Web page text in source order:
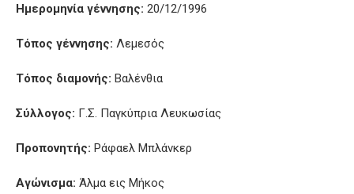
Ημερομηνία γέννησης: 20/12/1996
Τόπος γέννησης: Λεμεσός
Τόπος διαμονής: Βαλένθια
Σύλλογος: Γ.Σ. Παγκύπρια Λευκωσίας
Προπονητής: Ράφαελ Μπλάνκερ
Αγώνισμα: Άλμα εις Μήκος